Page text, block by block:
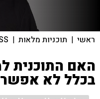
ראשי | תוכניות מלאות |
האם התוכנית
בכלל לא